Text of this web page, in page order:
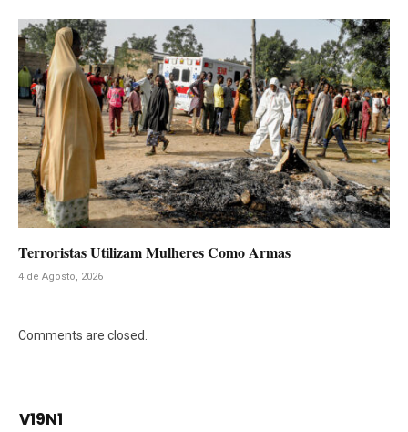
Terroristas Utilizam Mulheres Como Armas
4 de Agosto, 2026
Comments are closed.
V19N1